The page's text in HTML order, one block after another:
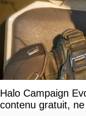
Halo Campaign
contenu gratuit,